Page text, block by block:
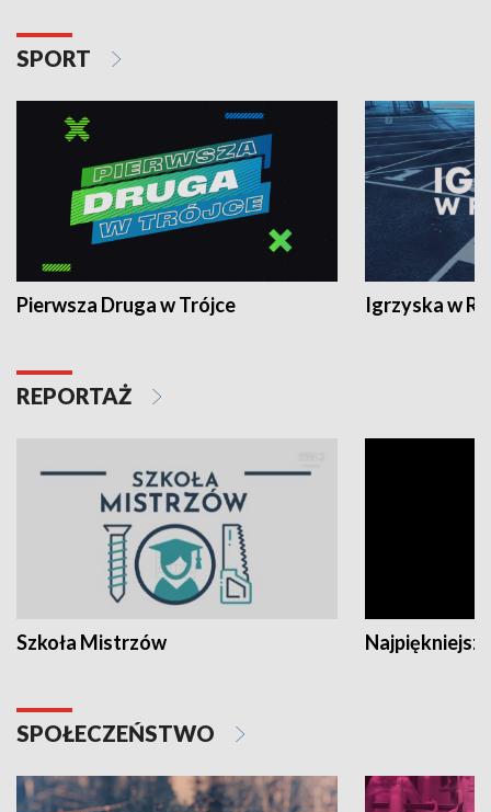
SPORT
Pierwsza Druga w Trójce Igrzyska w
REPORTAŻ
Szkoła Mistrzów
SPOŁECZEŃSTWO